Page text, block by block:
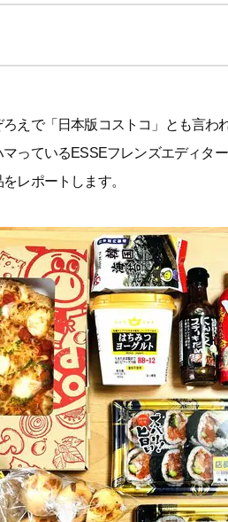
えで「日本版コストコ」とも言わ
っているESSEフレンズエディタ
レポートします。